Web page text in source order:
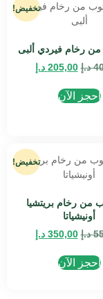
تخفيض!
من رخام فيردي ألبى
د.إ 205,00 د.إ
احجز الآن
تخفيض!
من رخام بريتشيا
أونيشياتا
د.إ 350,00 د.إ
احجز الآن